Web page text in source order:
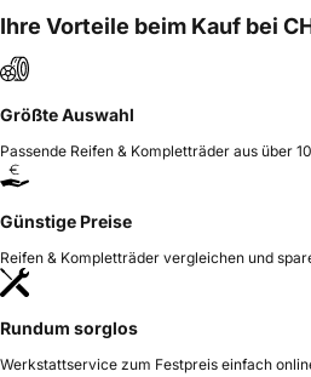
Ihre Vorteile beim Kauf bei
Größte Auswahl
Passende Reifen & Kompletträder aus über
Günstige Preise
Reifen & Kompletträder vergleichen und
Rundum sorglos
Werkstattservice zum Festpreis einfach